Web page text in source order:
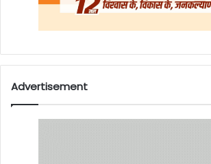
Advertisement